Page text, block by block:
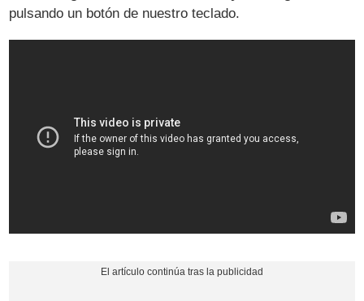
pulsando un botón de nuestro teclado.